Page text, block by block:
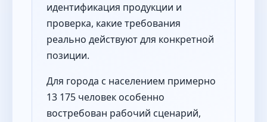
идентификация продукции и
проверка, какие требования
реально действуют для конкретной
позиции.
Для города с населением примерно
13 175 человек особенно
востребован рабочий сценарий,